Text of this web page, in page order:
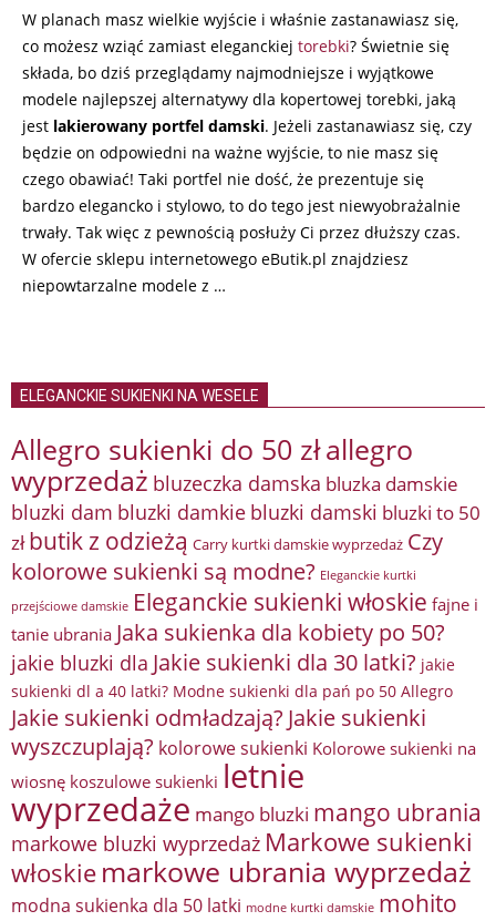
W planach masz wielkie wyjście i właśnie zastanawiasz się,
co możesz wziąć zamiast eleganckiej torebki? Świetnie się
składa, bo dziś przeglądamy najmodniejsze i wyjątkowe
modele najlepszej alternatywy dla kopertowej torebki, jaką
jest lakierowany portfel damski. Jeżeli zastanawiasz się, czy
będzie on odpowiedni na ważne wyjście, to nie masz się
czego obawiać! Taki portfel nie dość, że prezentuje się
bardzo elegancko i stylowo, to do tego jest niewyobrażalnie
trwały. Tak więc z pewnością posłuży Ci przez dłuższy czas.
W ofercie sklepu internetowego eButik.pl znajdziesz
niepowtarzalne modele z …
ELEGANCKIE SUKIENKI NA WESELE
Allegro sukienki do 50 złallegro
wyprzedaż bluzeczka damska bluzka damskie
bluzki dam bluzki damkie bluzki damski bluzki to 50
zł butik z odzieżą Carry kurtki damskie wyprzedaż Czy
kolorowe sukienki są modne? Eleganckie kurtki
przejściowe damskie Eleganckie sukienki włoskie fajne i
tanie ubrania Jaka sukienka dla kobiety po 50?
jakie bluzki dla Jakie sukienki dla 30 latki? jakie
sukienki dl a 40 latki? Modne sukienki dla pań po 50 Allegro
Jakie sukienki odmładzają? Jakie sukienki
wyszczuplają? kolorowe sukienki Kolorowe sukienki na
wiosnę koszulowe sukienki letnie
wyprzedaże mango bluzki mango ubrania
markowe bluzki wyprzedaż Markowe sukienki
włoskie markowe ubrania wyprzedaż
modna sukienka dla 50 latki modne kurtki damskie mohito